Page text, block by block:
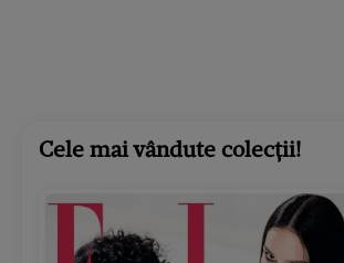
Cele mai vândute colecții!